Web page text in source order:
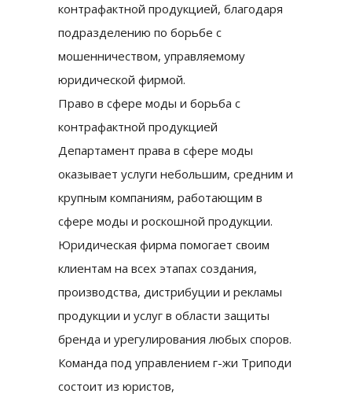
контрафактной продукцией, благодаря
подразделению по борьбе с
мошенничеством, управляемому
юридической фирмой.
Право в сфере моды и борьба с
контрафактной продукцией
Департамент права в сфере моды
оказывает услуги небольшим, средним и
крупным компаниям, работающим в
сфере моды и роскошной продукции.
Юридическая фирма помогает своим
клиентам на всех этапах создания,
производства, дистрибуции и рекламы
продукции и услуг в области защиты
бренда и урегулирования любых споров.
Команда под управлением г-жи Триподи
состоит из юристов,